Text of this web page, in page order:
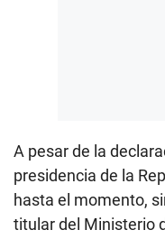
A pesar de la
presidencia de la
hasta el momento,
titular del Ministerio